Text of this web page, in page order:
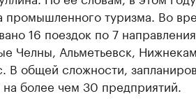
промышленного туризма. Во
16 поездок по 7
Челны, Альметьевск,
В общей сложности,
более чем 30 предприятий.